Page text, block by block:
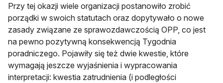
Przy tej okazji wiele organizacji postanowiło zrobić
porządki w swoich statutach oraz dopytywało o nowe
zasady związane ze sprawozdawczością OPP, co jest
na pewno pozytywną konsekwencją Tygodnia
poradniczego. Pojawiły się też dwie kwestie, które
wymagają jeszcze wyjaśnienia i wypracowania
interpretacji: kwestia zatrudnienia (i podległości